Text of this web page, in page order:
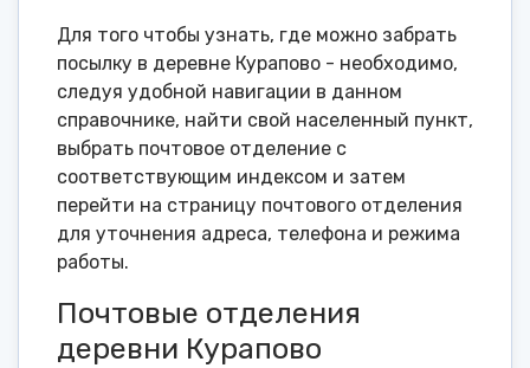
Для того чтобы узнать, где можно забрать
посылку в деревне Курапово - необходимо,
следуя удобной навигации в данном
справочнике, найти свой населенный пункт,
выбрать почтовое отделение с
соответствующим индексом и затем
перейти на страницу почтового отделения
для уточнения адреса, телефона и режима
работы.
Почтовые отделения
деревни Курапово